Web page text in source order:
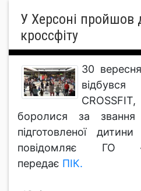
У Херсоні пройшов
кроссфіту
30
боролися за звання
підготовленої
повідомляє ГО
передає ПІК.